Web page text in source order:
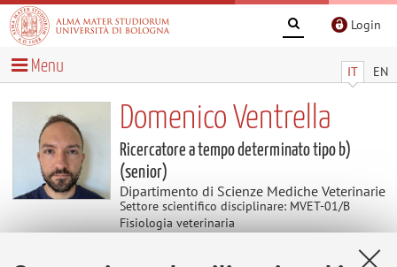
Login
IT EN
Menu
Domenico Ventrella
Ricercatore a tempo determinato tipo b)
(senior)
Dipartimento di Scienze Mediche Veterinarie
Settore scientifico disciplinare: MVET-01/B
Fisiologia veterinaria
Delegato del Dipartimento di Scienze Mediche